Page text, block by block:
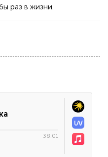
раз в жизни.
38:01